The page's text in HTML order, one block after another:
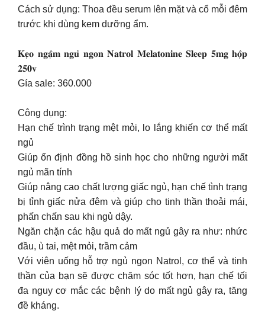
Cách sử dụng: Thoa đều serum lên mặt và cổ mỗi đêm
trước khi dùng kem dưỡng ẩm.
𝐊𝐞̣𝐨 𝐧𝐠𝐚̣̂𝐦 𝐧𝐠𝐮̉ 𝐧𝐠𝐨𝐧 𝐍𝐚𝐭𝐫𝐨𝐥 𝐌𝐞𝐥𝐚𝐭𝐨𝐧𝐢𝐧𝐞 𝐒𝐥𝐞𝐞𝐩 𝟓𝐦𝐠 𝐡𝐨̣̂𝐩
𝟐𝟓𝟎𝐯
Gía sale: 360.000
Công dụng:
Hạn chế trình trạng mệt mỏi, lo lắng khiến cơ thể mất
ngủ
Giúp ổn định đồng hồ sinh học cho những người mất
ngủ mãn tính
Giúp nâng cao chất lượng giấc ngủ, hạn chế tình trạng
bị tỉnh giấc nửa đêm và giúp cho tinh thần thoải mái,
phấn chấn sau khi ngủ dậy.
Ngăn chặn các hậu quả do mất ngủ gây ra như: nhức
đầu, ù tai, mệt mỏi, trầm cảm
Với viên uống hỗ trợ ngủ ngon Natrol, cơ thể và tinh
thần của bạn sẽ được chăm sóc tốt hơn, hạn chế tối
đa nguy cơ mắc các bệnh lý do mất ngủ gây ra, tăng
đề kháng.